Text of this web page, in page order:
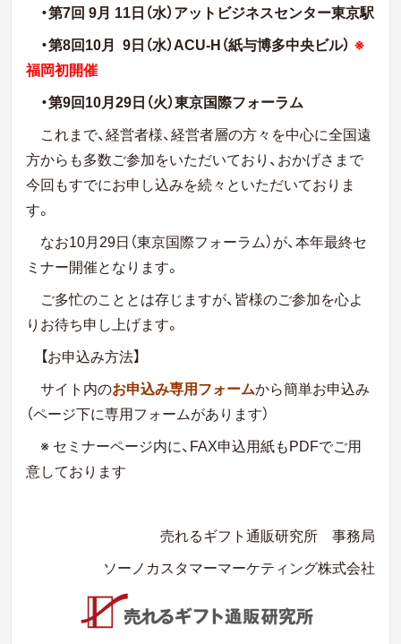
・第7回 9月 11日（水）アットビジネスセンター東京駅
・第8回10月 9日（水）ACU-H（紙与博多中央ビル） ※
福岡初開催
・第9回10月29日（火）東京国際フォーラム
これまで、経営者様、経営者層の方々を中心に全国遠
方からも多数ご参加をいただいており、おかげさまで
今回もすでにお申し込みを続々といただいておりま
す。
なお10月29日（東京国際フォーラム）が、本年最終セ
ミナー開催となります。
ご多忙のこととは存じますが、皆様のご参加を心よ
りお待ち申し上げます。
【お申込み方法】
サイト内のお申込み専用フォームから簡単お申込み
（ページ下に専用フォームがあります）
※ セミナーページ内に、FAX申込用紙もPDFでご用
意しております
売れるギフト通販研究所 事務局
ソーノカスタマーマーケティング株式会社